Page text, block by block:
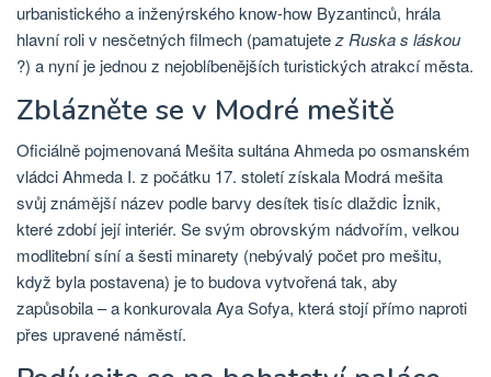
urbanistického a inženýrského know-how Byzantinců, hrála
hlavní roli v nesčetných filmech (pamatujetez Ruska s láskou
?) a nyní je jednou z nejoblíbenějších turistických atrakcí města.
Zblázněte se v Modré mešitě
Oficiálně pojmenovaná Mešita sultána Ahmeda po osmanském
vládci Ahmeda I. z počátku 17. století získala Modrá mešita
svůj známější název podle barvy desítek tisíc dlaždic İznik,
které zdobí její interiér. Se svým obrovským nádvořím, velkou
modlitební síní a šesti minarety (nebývalý počet pro mešitu,
když byla postavena) je to budova vytvořená tak, aby
zapůsobila – a konkurovala Aya Sofya, která stojí přímo naproti
přes upravené náměstí.